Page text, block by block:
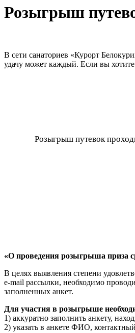
Розыгрыш
В сети санаториев «Курорт
удачу может каждый. Если вы
Розыгрыш путевок
«О проведения розыгрыша приза
В целях выявления степени
e-mail рассылки, необходимо
заполненных анкет.
Для участия в розыгрыше
1) аккуратно заполнить анкету,
2) указать в анкете ФИО,